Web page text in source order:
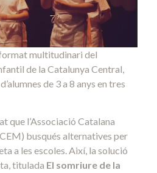
multitudinari del
de la Catalunya Central,
de 3 a 8 anys en tres
que l’Associació Catalana
busqués alternatives per
a les escoles. Així, la solució
titulada El somriure de la